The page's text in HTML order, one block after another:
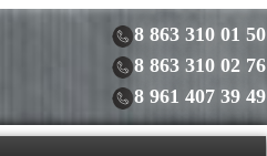
8 863 310 01 50
8 863 310 02 76
8 961 407 39 49